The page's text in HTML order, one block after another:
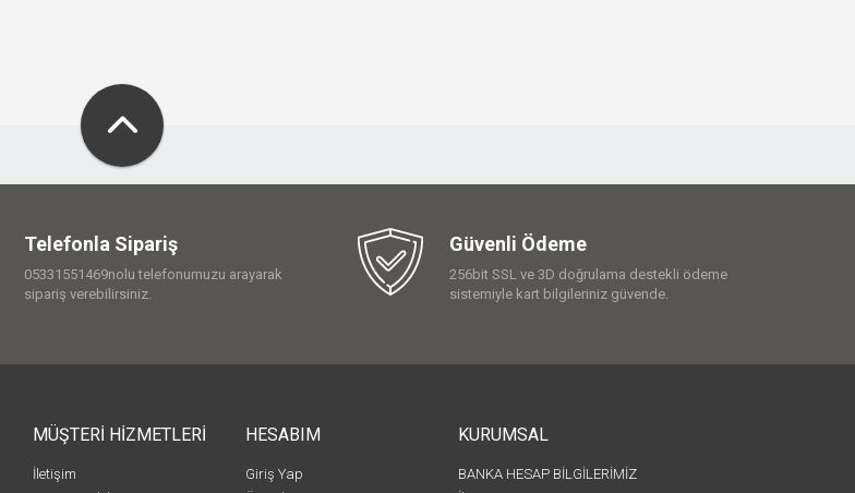
Telefonla Sipariş
05331551469nolu telefonumuzu arayarak
sipariş verebilirsiniz.
Güvenli Ödeme
256bit SSL ve 3D doğrulama destekli ödeme
sistemiyle kart bilgileriniz güvende.
MÜŞTERİ HİZMETLERİ
İletişim
HESABIM
Giriş Yap
KURUMSAL
BANKA HESAP BİLGİLERİMİZ